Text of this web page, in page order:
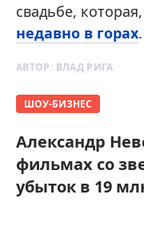
свадьбе,
недавно в горах.
АВТОР: ВЛАД РИГА
ШОУ-БИЗНЕС
Александр
фильмах со
убыток в 19